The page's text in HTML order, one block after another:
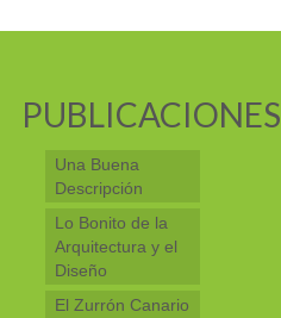
PUBLICACIONES
Una Buena
Descripción
Lo Bonito de la
Arquitectura y el
Diseño
El Zurrón Canario